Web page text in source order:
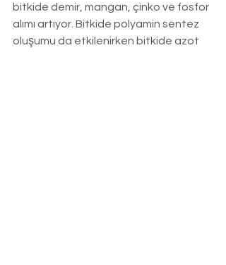
bitkide demir, mangan, çinko ve fosfor
alımı artıyor. Bitkide polyamin sentez
oluşumu da etkilenirken bitkide azot